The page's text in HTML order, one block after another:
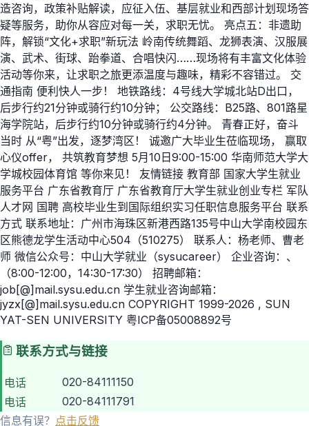
造咨询，政策补贴解读，应征入伍、基层就业和西部计划现场答
疑等服务，助你从容应对每一关，求职无忧。 亮点五：非遗助
阵，解锁“文化+求职”新玩法 岭南传统舞蹈、龙狮表演、汉服展
演、武术、街球、跆拳道、合唱快闪……现场将有丰富文化体验
活动等你来，让求职之旅更添温度与趣味，精彩不容错过。 交
通指南 便利快人一步！ 地铁路线：4号线大学城北站D出口，
后步行约21分钟或骑行约10分钟； 公交路线：B25路、801路星
海学院站，后步行约10分钟或骑行约4分钟。 青春正好，奋斗
当时 从“粤”出发，逐梦湾区！ 诚邀广大毕业生莅临现场， 赢取
心仪offer， 共筑教育梦想 5月10日9:00-15:00 华南师范大学大
学城校园体育馆 等你来见！ 友情链接 教育部 国家大学生就业
服务平台 广东省教育厅 广东省教育厅大学生就业创业专栏 军队
人才网 国聘 高校毕业生到国际组织实习任职信息服务平台 联系
方式 联系地址：广州市海珠区新港西路135号中山大学南校园东
区熊德龙学生活动中心504（510275） 联系人：杨老师、曹老
师 微信公众号：中山大学就业（sysucareer） 企业咨询：、
（8:00-12:00，14:30-17:30） 招聘邮箱：
job[@]mail.sysu.edu.cn 学生就业咨询邮箱：
jyzx[@]mail.sysu.edu.cn COPYRIGHT 1999-2026 , SUN
YAT-SEN UNIVERSITY 粤ICP备05008892号
联系方式与链接
电话
020-84111150
电话
020-84111791
信息有误？ 点击反馈